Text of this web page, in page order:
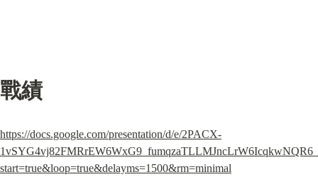
戰績
https://docs.google.com/presentation/d/e/2PACX-
start=true&loop=true&delayms=1500&rm=minimal